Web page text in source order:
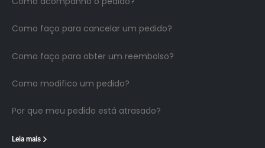
Como faço para cancelar um pedido?
Como faço para obter um reembolso?
Como modifico um pedido?
Por que meu pedido está atrasado?
Leia mais